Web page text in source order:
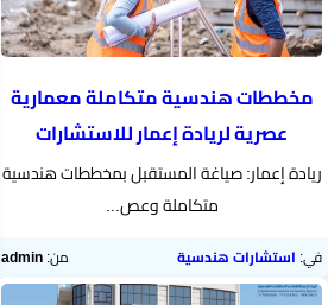
مخططات هندسية متكاملة معمارية
عصرية لريادة إعمار للاستشارات
ريادة إعمار: صياغة المستقبل بمخططات هندسية
متكاملة وعص...
في: استشارات هندسية من:admin